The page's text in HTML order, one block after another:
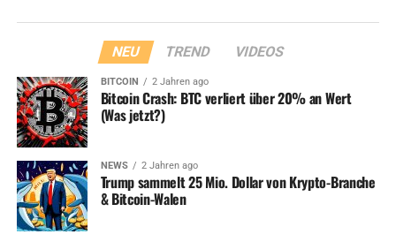
NEU TREND VIDEOS
BITCOIN 2 Jahren ago
Bitcoin Crash: BTC verliert über 20% an Wert
(Was jetzt?)
NEWS 2 Jahren ago
Trump sammelt 25 Mio. Dollar von Krypto-Branche
& Bitcoin-Walen